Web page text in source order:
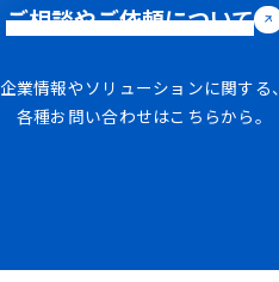
ご相談やご依頼について
企業情報やソリューションに関する、
各種お問い合わせはこちらから。